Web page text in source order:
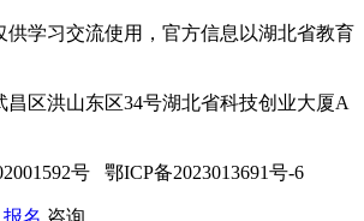
供学习交流使用，官方信息以湖北省教育
昌区洪山东区34号湖北省科技创业大厦A
号 鄂ICP备2023013691号-6
报名 咨询